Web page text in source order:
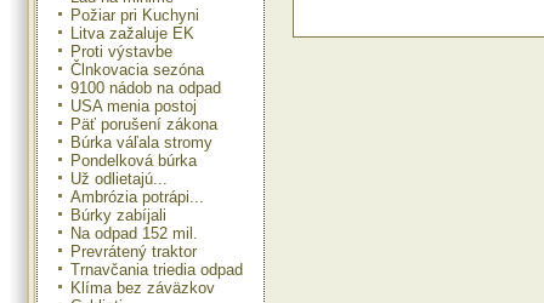
Požiar pri Kuchyni
Litva zažaluje EK
Proti výstavbe
Člnkovacia sezóna
9100 nádob na odpad
USA menia postoj
Päť porušení zákona
Búrka váľala stromy
Pondelková búrka
Už odlietajú...
Ambrózia potrápi...
Búrky zabíjali
Na odpad 152 mil.
Prevrátený traktor
Trnavčania triedia odpad
Klíma bez záväzkov